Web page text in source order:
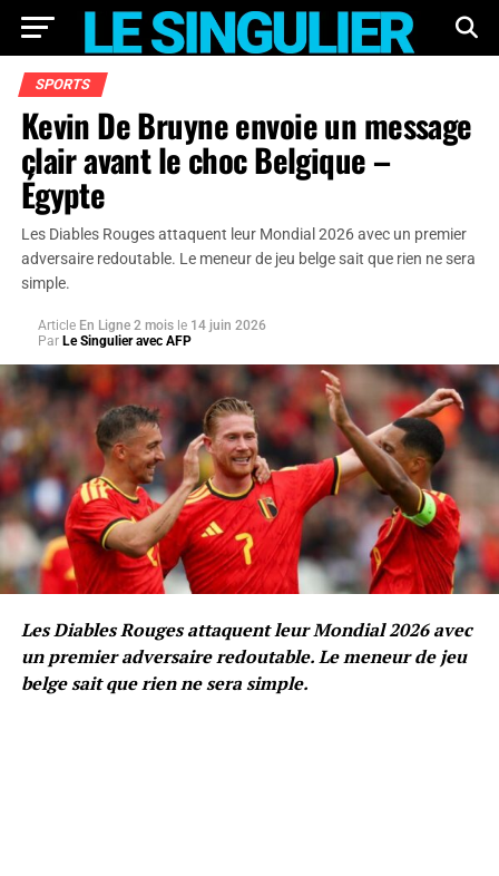
SPORTS
Kevin De Bruyne envoie un message
clair avant le choc Belgique –
Égypte
Les Diables Rouges attaquent leur Mondial 2026 avec un premier
adversaire redoutable. Le meneur de jeu belge sait que rien ne sera
simple.
Article En Ligne 2 mois le 14 juin 2026
Par Le Singulier avec AFP
Les Diables Rouges attaquent leur Mondial 2026 avec
un premier adversaire redoutable. Le meneur de jeu
belge sait que rien ne sera simple.